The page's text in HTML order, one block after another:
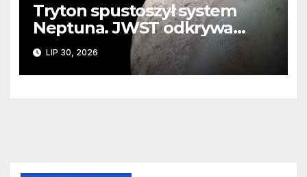
Tryton spustoszył system
Neptuna. JWST odkrywa
ślady kosmicznej katastrofy i
zaginionego lodu
LIP 30, 2026